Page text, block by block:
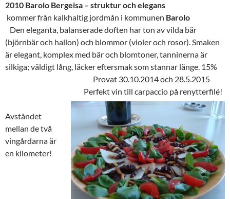
2010 Barolo Bergeisa – struktur och elegans
kommer från kalkhaltig jordmån i kommunen Barolo
Den eleganta, balanserade doften har ton av vilda bär
(björnbär och hallon) och blommor (violer och rosor). Smaken
är elegant, komplex med bär och blomtoner, tanninerna är
silkiga; väldigt lång, läcker eftersmak som stannar länge. 15%
Provat 30.10.2014 och 28.5.2015
Perfekt vin till carpaccio på renytterfilé!
Avståndet
mellan de två
vingårdarna är
en kilometer!